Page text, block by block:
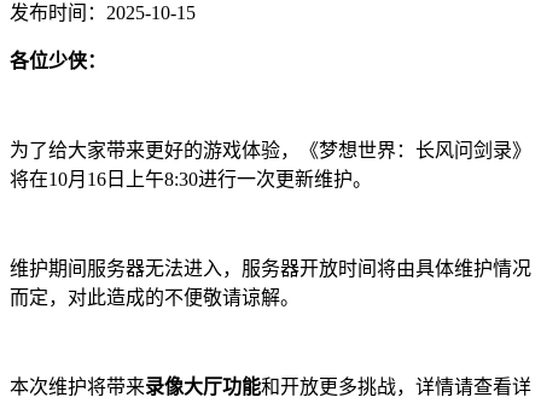
发布时间：2025-10-15
各位少侠：
为了给大家带来更好的游戏体验，《梦想世界：长风问剑录》
将在10月16日上午8:30进行一次更新维护。
维护期间服务器无法进入，服务器开放时间将由具体维护情况
而定，对此造成的不便敬请谅解。
本次维护将带来录像大厅功能和开放更多挑战，详情请查看详